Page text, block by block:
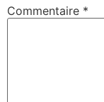
Commentaire *